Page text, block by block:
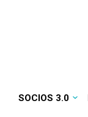
SOCIOS 3.0